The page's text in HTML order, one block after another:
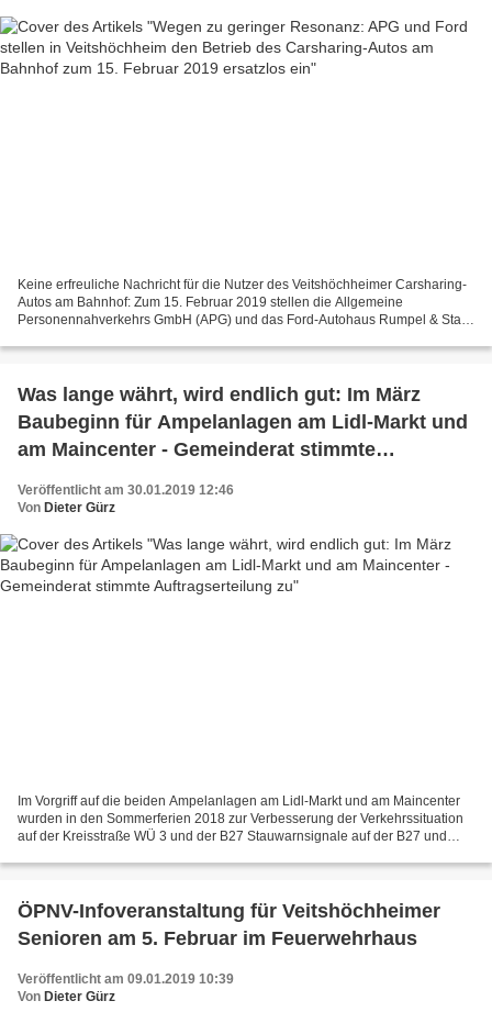
Keine erfreuliche Nachricht für die Nutzer des Veitshöchheimer Carsharing-
Autos am Bahnhof: Zum 15. Februar 2019 stellen die Allgemeine
Personennahverkehrs GmbH (APG) und das Ford-Autohaus Rumpel & Stark
Was lange währt, wird endlich gut: Im März
Baubeginn für Ampelanlagen am Lidl-Markt und
am Maincenter - Gemeinderat stimmte
Veröffentlicht am 30.01.2019 12:46
Von Dieter Gürz
Im Vorgriff auf die beiden Ampelanlagen am Lidl-Markt und am Maincenter
wurden in den Sommerferien 2018 zur Verbesserung der Verkehrssituation
auf der Kreisstraße WÜ 3 und der B27 Stauwarnsignale auf der B27 und
ÖPNV-Infoveranstaltung für Veitshöchheimer
Senioren am 5. Februar im Feuerwehrhaus
Veröffentlicht am 09.01.2019 10:39
Von Dieter Gürz